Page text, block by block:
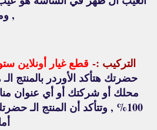
,
التركيب :- قطع غيار أونلاين
حضرتك هتأكد الأوردر بالمنتج
محلك أو شركتك أو أي عنوان
100% , وتتأكد أن المنتج